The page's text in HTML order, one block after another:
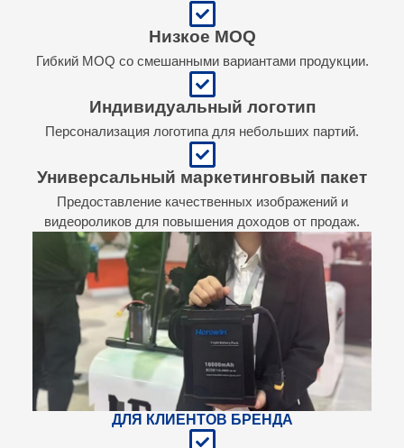
Низкое MOQ
Гибкий MOQ со смешанными вариантами продукции.
Индивидуальный логотип
Персонализация логотипа для небольших партий.
Универсальный маркетинговый пакет
Предоставление качественных изображений и
видеороликов для повышения доходов от продаж.
ДЛЯ КЛИЕНТОВ БРЕНДА